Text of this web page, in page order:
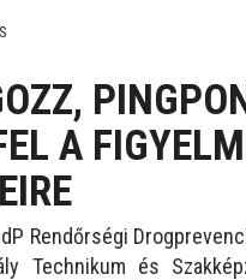
A
Rendőrségi
Technikum és